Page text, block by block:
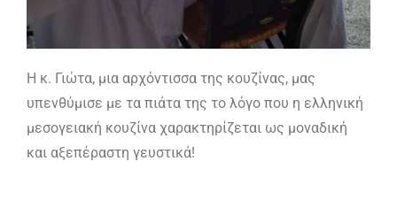
Η κ. Γιώτα, μια αρχόντισσα της κουζίνας, μας
υπενθύμισε με τα πιάτα της το λόγο που η ελληνική
μεσογειακή κουζίνα χαρακτηρίζεται ως μοναδική
και αξεπέραστη γευστικά!